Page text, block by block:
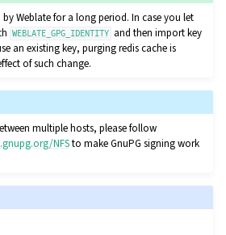
Weblate for a long period. In case you let
WEBLATE_GPG_IDENTITY and then import key
an existing key, purging redis cache is
of such change.
multiple hosts, please follow
NFSto make GnuPG signing work